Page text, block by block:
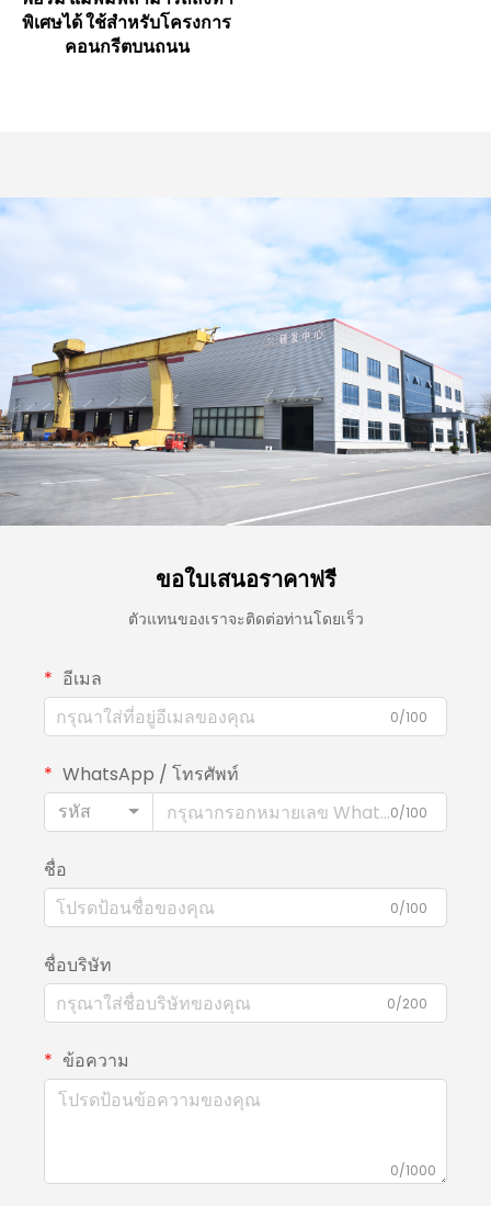
พิเศษได้ ใช้สำหรับโครงการ
คอนกรีตบนถนน
ขอใบเสนอราคาฟรี
ตัวแทนของเราจะติดต่อท่านโดยเร็ว
อีเมล
0/100
WhatsApp / โทรศัพท์
รหัส
0/100
ชื่อ
0/100
ชื่อบริษัท
0/200
ข้อความ
0/1000